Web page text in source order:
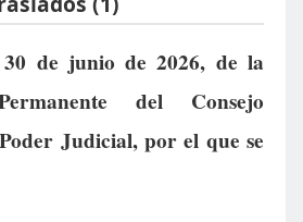
de junio de 2026, de la
del Consejo
Judicial, por el que se